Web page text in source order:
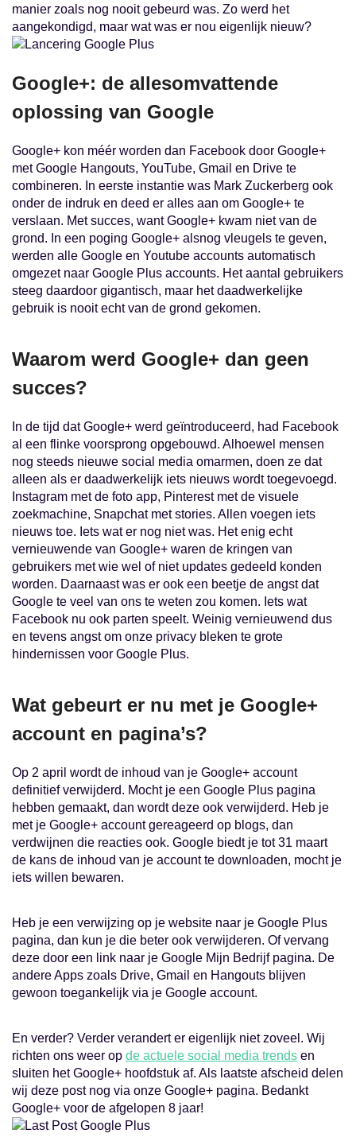
manier zoals nog nooit gebeurd was. Zo werd het
aangekondigd, maar wat was er nou eigenlijk nieuw?
Google+: de allesomvattende
oplossing van Google
Google+ kon méér worden dan Facebook door Google+
met Google Hangouts, YouTube, Gmail en Drive te
combineren. In eerste instantie was Mark Zuckerberg ook
onder de indruk en deed er alles aan om Google+ te
verslaan. Met succes, want Google+ kwam niet van de
grond. In een poging Google+ alsnog vleugels te geven,
werden alle Google en Youtube accounts automatisch
omgezet naar Google Plus accounts. Het aantal gebruikers
steeg daardoor gigantisch, maar het daadwerkelijke
gebruik is nooit echt van de grond gekomen.
Waarom werd Google+ dan geen
succes?
In de tijd dat Google+ werd geïntroduceerd, had Facebook
al een flinke voorsprong opgebouwd. Alhoewel mensen
nog steeds nieuwe social media omarmen, doen ze dat
alleen als er daadwerkelijk iets nieuws wordt toegevoegd.
Instagram met de foto app, Pinterest met de visuele
zoekmachine, Snapchat met stories. Allen voegen iets
nieuws toe. Iets wat er nog niet was. Het enig echt
vernieuwende van Google+ waren de kringen van
gebruikers met wie wel of niet updates gedeeld konden
worden. Daarnaast was er ook een beetje de angst dat
Google te veel van ons te weten zou komen. Iets wat
Facebook nu ook parten speelt. Weinig vernieuwend dus
en tevens angst om onze privacy bleken te grote
hindernissen voor Google Plus.
Wat gebeurt er nu met je Google+
account en pagina’s?
Op 2 april wordt de inhoud van je Google+ account
definitief verwijderd. Mocht je een Google Plus pagina
hebben gemaakt, dan wordt deze ook verwijderd. Heb je
met je Google+ account gereageerd op blogs, dan
verdwijnen die reacties ook. Google biedt je tot 31 maart
de kans de inhoud van je account te downloaden, mocht je
iets willen bewaren.
Heb je een verwijzing op je website naar je Google Plus
pagina, dan kun je die beter ook verwijderen. Of vervang
deze door een link naar je Google Mijn Bedrijf pagina. De
andere Apps zoals Drive, Gmail en Hangouts blijven
gewoon toegankelijk via je Google account.
En verder? Verder verandert er eigenlijk niet zoveel. Wij
richten ons weer op de actuele social media trends en
sluiten het Google+ hoofdstuk af. Als laatste afscheid delen
wij deze post nog via onze Google+ pagina. Bedankt
Google+ voor de afgelopen 8 jaar!